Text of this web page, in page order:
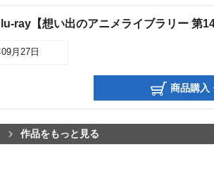
ray【想い出のアニメライブラリー 第
月27日
商品購入
作品をもっと見る